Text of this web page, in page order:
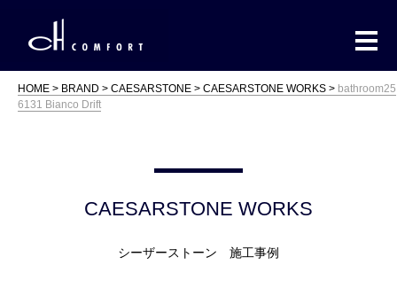
HOME BRAND CAESARSTONE CAESARSTONE WORKS
bathroom25
6131 Bianco Drift
CAESARSTONE WORKS
シーザーストーン 施工事例